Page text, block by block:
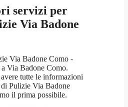
servizi per
Via Badone